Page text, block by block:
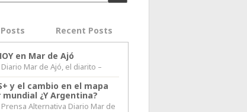
Recent Posts
en Mar de Ajó
Mar de Ajó, el diarito –
y el cambio en el mapa
¿Y Argentina?
Alternativa Diario Mar de